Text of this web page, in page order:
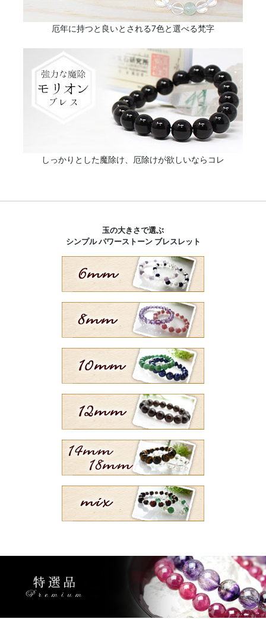
厄年に持つと良いとされる7色と選べる梵字
しっかりとした魔除け、厄除けが欲しいならコレ
玉の大きさで選ぶ
シンプル パワーストーン ブレスレット